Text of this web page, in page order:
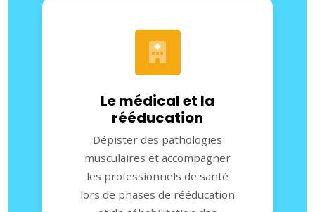
Le médical et la
rééducation
Dépister des pathologies
musculaires et accompagner
les professionnels de santé
lors de phases de rééducation